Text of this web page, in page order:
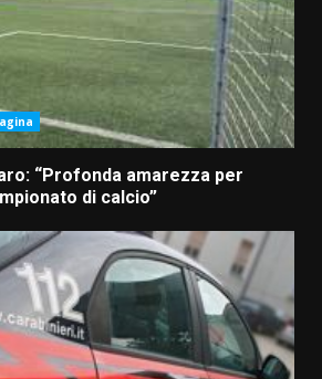
“Profonda amarezza per
di calcio”